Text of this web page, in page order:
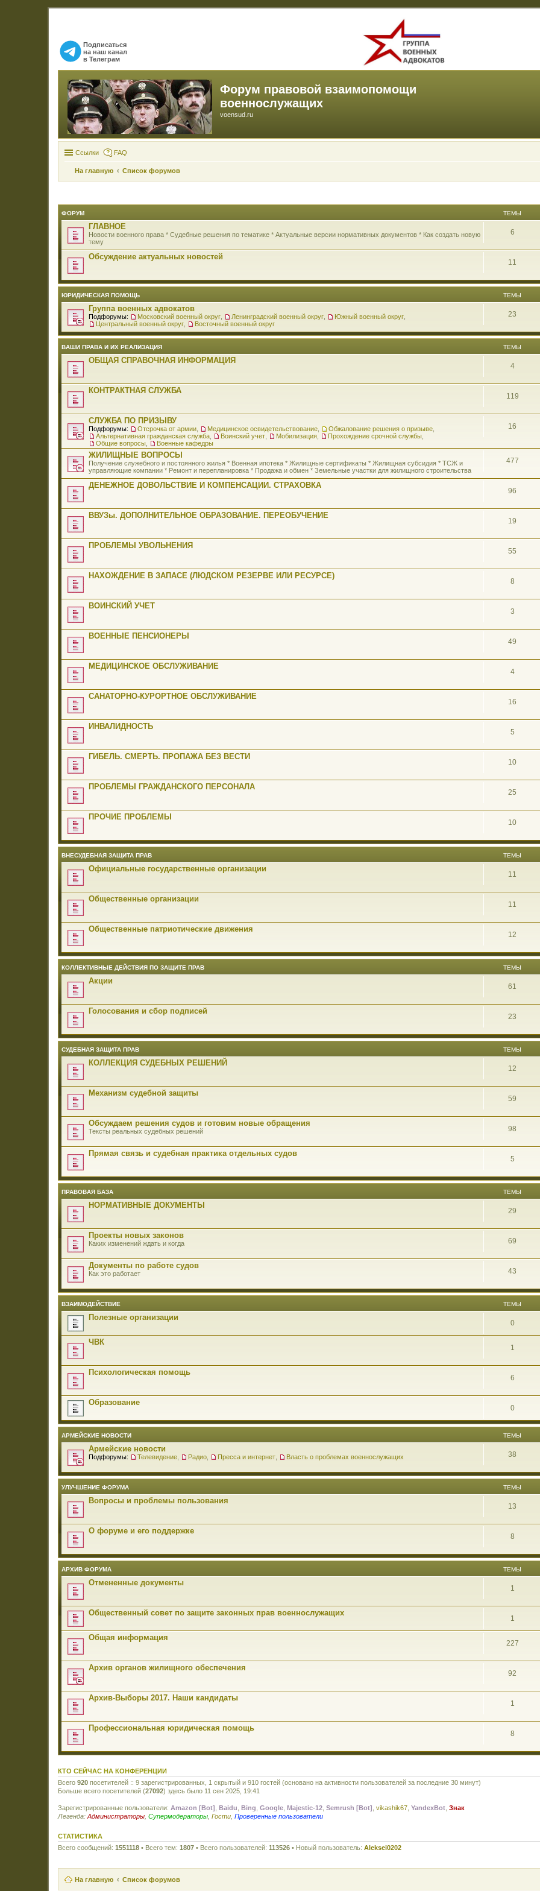
Подписаться
на наш канал
в Телеграм
Форум правовой взаимопомощи
военнослужащих
voensud.ru
Ссылки FAQ
На главную Список форумов
ФОРУМ ТЕМЫ
ГЛАВНОЕ
Новости военного права * Судебные решения по тематике * Актуальные версии нормативных документов * Как создать новую
тему
6
Обсуждение актуальных новостей
11
ЮРИДИЧЕСКАЯ ПОМОЩЬ ТЕМЫ
Группа военных адвокатов
Подфорумы: Московский военный округ Ленинградский военный округ Южный военный округ
Центральный военный округ
Восточный военный округ
23
ВАШИ ПРАВА И ИХ РЕАЛИЗАЦИЯ ТЕМЫ
ОБЩАЯ СПРАВОЧНАЯ ИНФОРМАЦИЯ
4
КОНТРАКТНАЯ СЛУЖБА
119
СЛУЖБА ПО ПРИЗЫВУ
Подфорумы: Отсрочка от армии Медицинское освидетельствование Обжалование решения о призыве
Альтернативная гражданская служба
Воинский учет Мобилизация Прохождение срочной службы
Общие вопросы
Военные кафедры
16
ЖИЛИЩНЫЕ ВОПРОСЫ
Получение служебного и постоянного жилья * Военная ипотека * Жилищные сертификаты * Жилищная субсидия * ТСЖ и
управляющие компании * Ремонт и перепланировка * Продажа и обмен * Земельные участки для жилищного строительства
477
ДЕНЕЖНОЕ ДОВОЛЬСТВИЕ И КОМПЕНСАЦИИ. СТРАХОВКА
96
ВВУЗы. ДОПОЛНИТЕЛЬНОЕ ОБРАЗОВАНИЕ. ПЕРЕОБУЧЕНИЕ
19
ПРОБЛЕМЫ УВОЛЬНЕНИЯ
55
НАХОЖДЕНИЕ В ЗАПАСЕ (ЛЮДСКОМ РЕЗЕРВЕ ИЛИ РЕСУРСЕ)
8
ВОИНСКИЙ УЧЕТ
3
ВОЕННЫЕ ПЕНСИОНЕРЫ
49
МЕДИЦИНСКОЕ ОБСЛУЖИВАНИЕ
4
САНАТОРНО-КУРОРТНОЕ ОБСЛУЖИВАНИЕ
16
ИНВАЛИДНОСТЬ
5
ГИБЕЛЬ. СМЕРТЬ. ПРОПАЖА БЕЗ ВЕСТИ
10
ПРОБЛЕМЫ ГРАЖДАНСКОГО ПЕРСОНАЛА
25
ПРОЧИЕ ПРОБЛЕМЫ
10
ВНЕСУДЕБНАЯ ЗАЩИТА ПРАВ ТЕМЫ
Официальные государственные организации
11
Общественные организации
11
Общественные патриотические движения
12
КОЛЛЕКТИВНЫЕ ДЕЙСТВИЯ ПО ЗАЩИТЕ ПРАВ ТЕМЫ
Акции
61
Голосования и сбор подписей
23
СУДЕБНАЯ ЗАЩИТА ПРАВ ТЕМЫ
КОЛЛЕКЦИЯ СУДЕБНЫХ РЕШЕНИЙ
12
Механизм судебной защиты
59
Обсуждаем решения судов и готовим новые обращения
Тексты реальных судебных решений 98
Прямая связь и судебная практика отдельных судов
5
ПРАВОВАЯ БАЗА ТЕМЫ
НОРМАТИВНЫЕ ДОКУМЕНТЫ
29
Проекты новых законов
Каких изменений ждать и когда 69
Документы по работе судов
Как это работает 43
ВЗАИМОДЕЙСТВИЕ ТЕМЫ
Полезные организации
0
ЧВК
1
Психологическая помощь
6
Образование
0
АРМЕЙСКИЕ НОВОСТИ ТЕМЫ
Армейские новости
Подфорумы: Телевидение Радио Пресса и интернет Власть о проблемах военнослужащих 38
УЛУЧШЕНИЕ ФОРУМА ТЕМЫ
Вопросы и проблемы пользования
13
О форуме и его поддержке
8
АРХИВ ФОРУМА ТЕМЫ
Отмененные документы
1
Общественный совет по защите законных прав военнослужащих
1
Общая информация
227
Архив органов жилищного обеспечения
92
Архив-Выборы 2017. Наши кандидаты
1
Профессиональная юридическая помощь
8
КТО СЕЙЧАС НА КОНФЕРЕНЦИИ
Всего 920 посетителей :: 9 зарегистрированных, 1 скрытый и 910 гостей (основано на активности пользователей за последние 30 минут)
Больше всего посетителей (27092) здесь было 11 сен 2025, 19:41
Зарегистрированные пользователи: Amazon [Bot] Baidu Bing Google Majestic-12 Semrush [Bot] vikashik67 YandexBot Знак
Легенда: Администраторы Супермодераторы Гости Проверенные пользователи
СТАТИСТИКА
Всего сообщений: 1551118 • Всего тем: 1807 • Всего пользователей: 113526 • Новый пользователь: Aleksei0202
На главную Список форумов